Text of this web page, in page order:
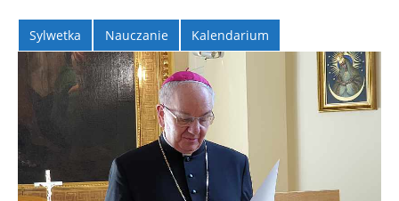
Sylwetka Nauczanie Kalendarium